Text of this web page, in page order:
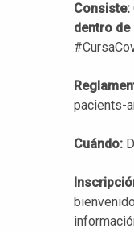
Consiste:
dentro
pacients-
Cuándo: